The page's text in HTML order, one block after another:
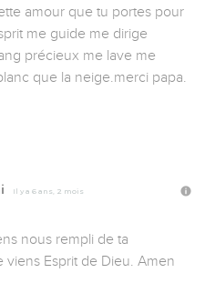
amour que tu portes pour
me guide me dirige
précieux me lave me
que la neige.merci papa.
Il y a 6 ans, 2 mois
nous rempli de ta
viens Esprit de Dieu. Amen